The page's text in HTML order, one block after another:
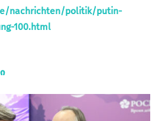
nachrichten/politik/putin-
100.html